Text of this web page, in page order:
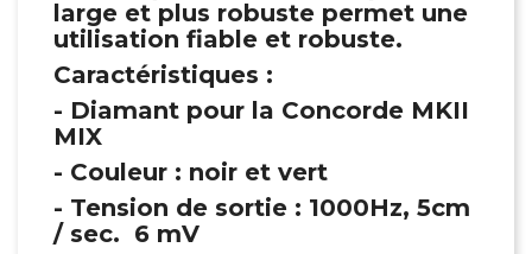
large et plus robuste permet une
utilisation fiable et robuste.
Caractéristiques :
- Diamant pour la Concorde MKII
MIX
- Couleur : noir et vert
- Tension de sortie : 1000Hz, 5cm
/ sec. 6 mV